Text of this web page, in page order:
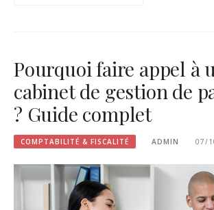
Pourquoi faire appel à
cabinet de gestion de
? Guide complet
COMPTABILITÉ & FISCALITÉ ADMIN 07/